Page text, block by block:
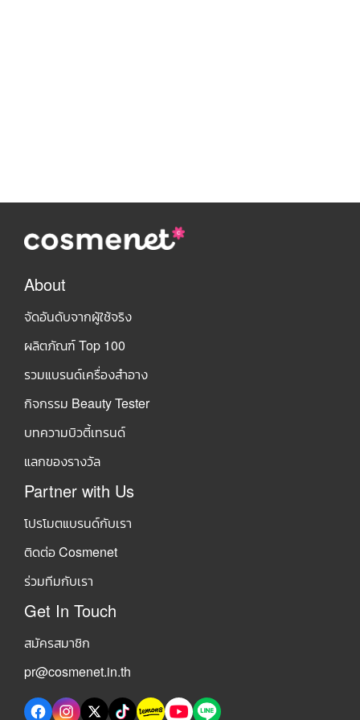
About
จัดอันดับจากผู้ใช้จริง
ผลิตภัณฑ์ Top 100
รวมแบรนด์เครื่องสำอาง
กิจกรรม Beauty Tester
บทความบิวตี้เทรนด์
แลกของรางวัล
Partner with Us
โปรโมตแบรนด์กับเรา
ติดต่อ Cosmenet
ร่วมทีมกับเรา
Get In Touch
สมัครสมาชิก
pr@cosmenet.in.th